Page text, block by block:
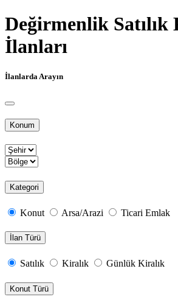
Değirmenlik Satılık
İlanları
İlanlarda Arayın
Konum
Kategori
Konut Arsa/Arazi Ticari Emlak
İlan Türü
Satılık Kiralık Günlük Kiralık
Konut Türü